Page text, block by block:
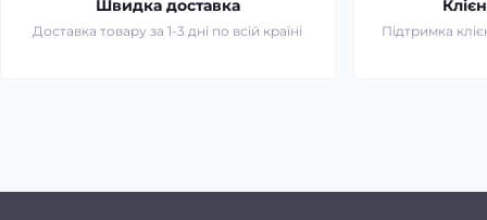
Швидка доставка
Доставка товару за 1-3 дні по всій країні Підтримка